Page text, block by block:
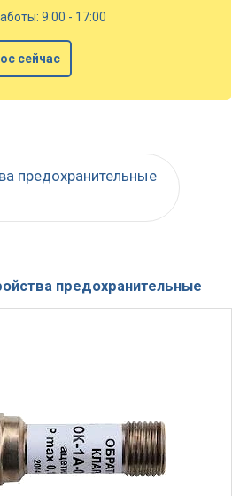
9:00 - 17:00
сейчас
предохранительные
предохранительные